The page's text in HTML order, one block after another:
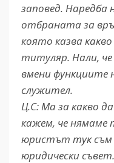
заповед.
отбраната за
която казва
титуляр. Нали,
вмени функциите
служител.
Ц.С: Ма за какво
кажем, че нямаме
юристът тук съм
юридически